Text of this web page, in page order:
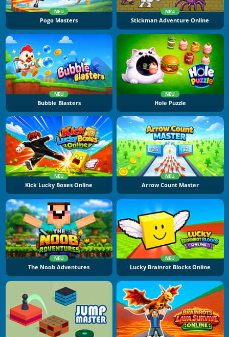
NEU
Pogo Masters
NEU
Stickman Adventure Online
NEU
Bubble Blasters
NEU
Hole Puzzle
NEU
Kick Lucky Boxes Online
NEU
Arrow Count Master
NEU
The Noob Adventures
NEU
Lucky Brainrot Blocks Online